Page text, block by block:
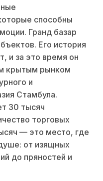
способны
Гранд базар
Его история
и за это время он
крытым рынком
и
Стамбула.
30 тысяч
торговых
— это место, где
от изящных
до пряностей и